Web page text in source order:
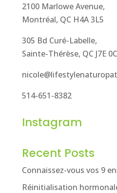
2100 Marlowe Avenue,
Montréal, QC H4A 3L5
305 Bd Curé-Labelle,
Sainte-Thérèse, QC J7E
514-651-8382
Instagram
Recent Posts
Connaissez-vous vos 9
Réinitialisation